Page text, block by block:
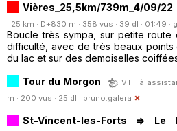
Vières_25,5km/739m_4/09/22
· 25 km · D+830 m · 358 vus · 39 dl · 01:49 ·
Boucle très sympa, sur petite route
difficulté, avec de très beaux
du lac et sur des demoiselles
Tour du Morgon
VTT à
m · 200 vus · 25 dl · bruno.galera
St-Vincent-les-Forts => Le